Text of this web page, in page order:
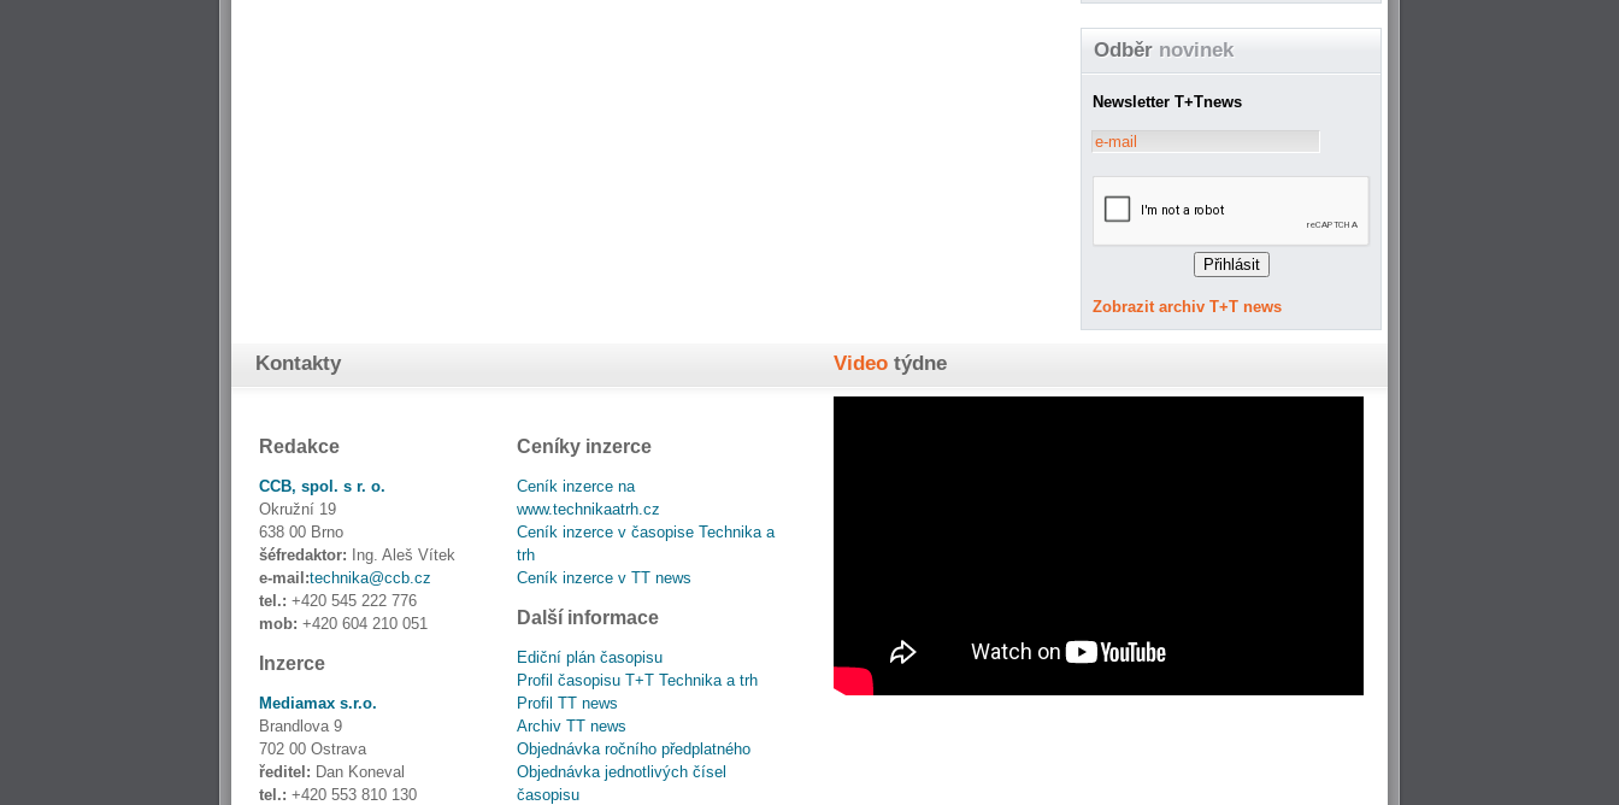
Odběr novinek
Newsletter T+Tnews
Zobrazit archiv T+T news
Kontakty
Redakce
CCB, spol. s r. o.
Okružní 19
638 00 Brno
šéfredaktor: Ing. Aleš Vítek
e-mail:technika@ccb.cz
tel.: +420 545 222 776
mob: +420 604 210 051
Inzerce
Mediamax s.r.o.
Brandlova 9
702 00 Ostrava
ředitel: Dan Koneval
tel.: +420 553 810 130
Ceníky inzerce
Ceník inzerce na
www.technikaatrh.cz
Ceník inzerce v časopise Technika a
trh
Ceník inzerce v TT news
Další informace
Ediční plán časopisu
Profil časopisu T+T Technika a trh
Profil TT news
Archiv TT news
Objednávka ročního předplatného
Objednávka jednotlivých čísel
časopisu
Video týdne